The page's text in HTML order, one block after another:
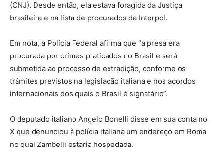
(CNJ). Desde então, ela estava foragida da Justiça
brasileira e na lista de procurados da Interpol.
Em nota, a Polícia Federal afirma que “a presa era
procurada por crimes praticados no Brasil e será
submetida ao processo de extradição, conforme os
trâmites previstos na legislação italiana e nos acordos
internacionais dos quais o Brasil é signatário”.
O deputado italiano Angelo Bonelli disse em sua conta no
X que denunciou à polícia italiana um endereço em Roma
no qual Zambelli estaria hospedada.